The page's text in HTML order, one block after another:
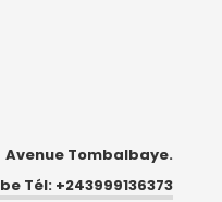
Avenue Tombalbaye.
Tél: +243999136373